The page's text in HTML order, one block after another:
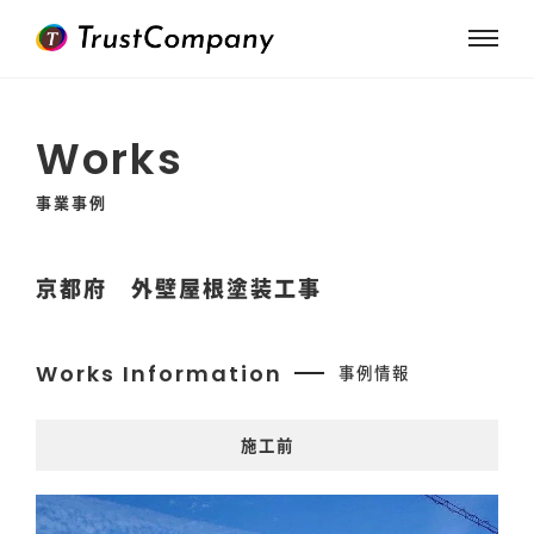
Works
事業事例
京都府 外壁屋根塗装工事
Works Information 事例情報
施工前